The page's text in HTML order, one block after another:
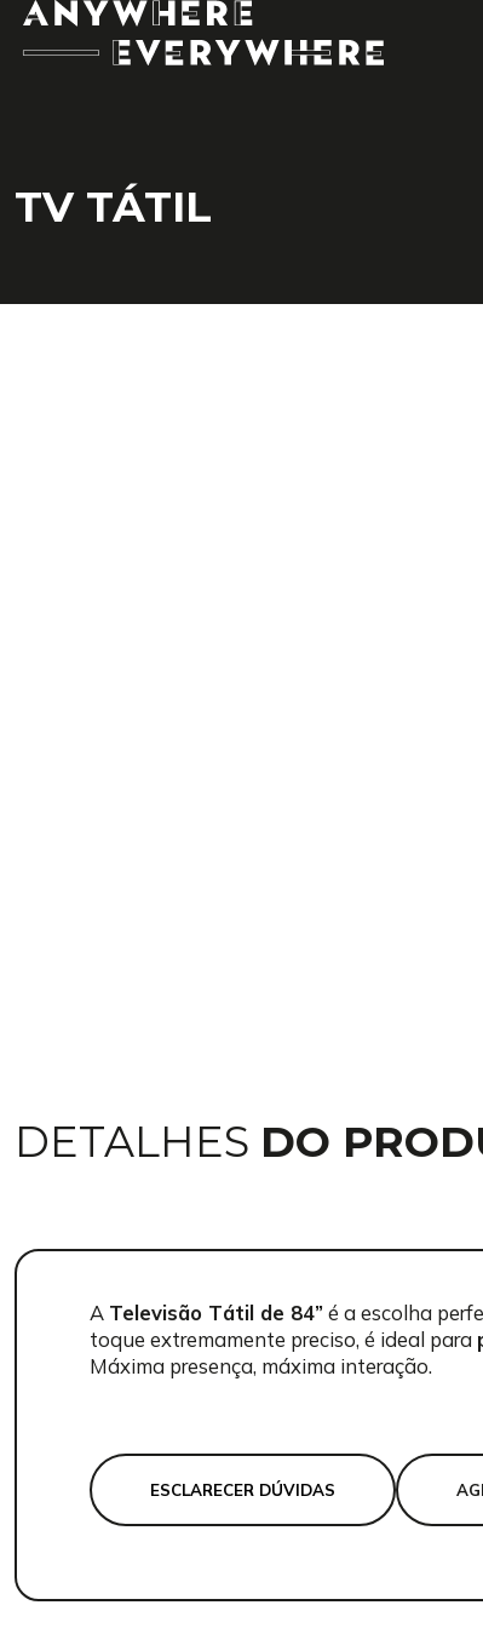
TV TÁTIL
DETALHES DO
A Televisão Tátil de 84” é a escolha
toque extremamente preciso, é ideal para
Máxima presença, máxima interação.
ESCLARECER DÚVIDAS